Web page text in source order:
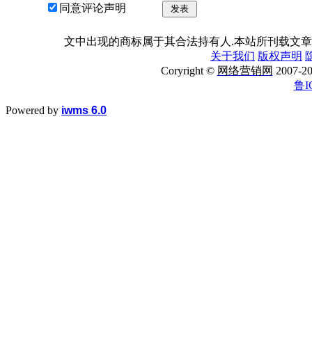
同意评论声明 发表
文中出现的商标属于其合法持有人.本站所刊载文
关于我们 版权声明
Coryright © 网络营销网 2007-
鲁
Powered by iwms 6.0